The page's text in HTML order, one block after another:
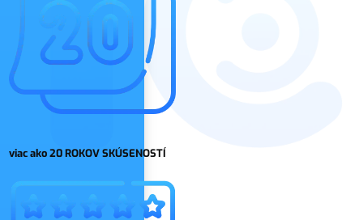
viac ako 20 ROKOV SKÚSENOSTÍ